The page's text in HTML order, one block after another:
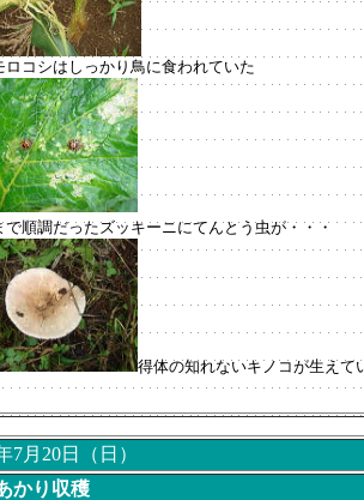
ロコシはしっかり鳥に食われていた
で順調だったズッキーニにてんとう虫が・・・
得体の知れないキノコが生えて
7月20日（日）
かり収穫